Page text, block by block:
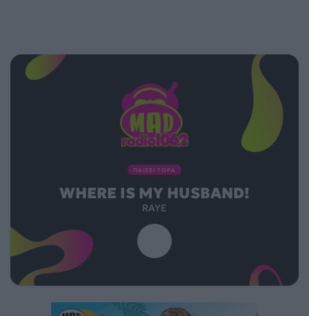
ΠΑΙΖΕΙ ΤΩΡΑ
WHERE IS MY HUSBAND!
RAYE